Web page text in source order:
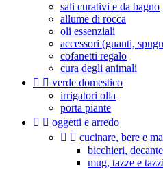
sali curativi e da bagno
allume di rocca
oli essenziali
accessori (guanti,
cofanetti regalo
cura degli animali
  verde domestico
irrigatori olla
porta piante
  oggetti e arredo
  cucinare, bere e
bicchieri,
mug, tazze e